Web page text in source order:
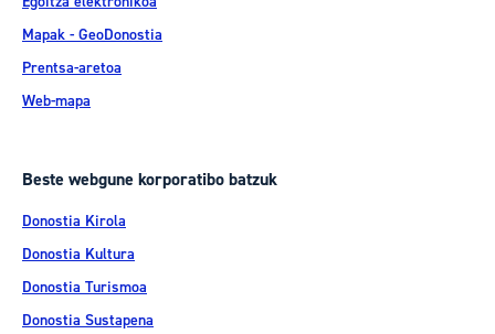
Mapak - GeoDonostia
Prentsa-aretoa
Web-mapa
Beste webgune korporatibo batzuk
Donostia Kirola
Donostia Kultura
Donostia Turismoa
Donostia Sustapena